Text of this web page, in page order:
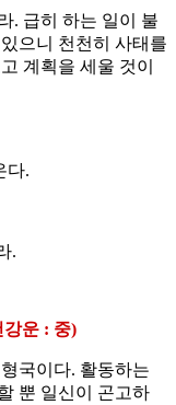
. 급히 하는 일이 불
으니 천천히 사태를
계획을 세울 것이
다.
.
운 : 중)
국이다. 활동하는
뿐 일신이 곤고하